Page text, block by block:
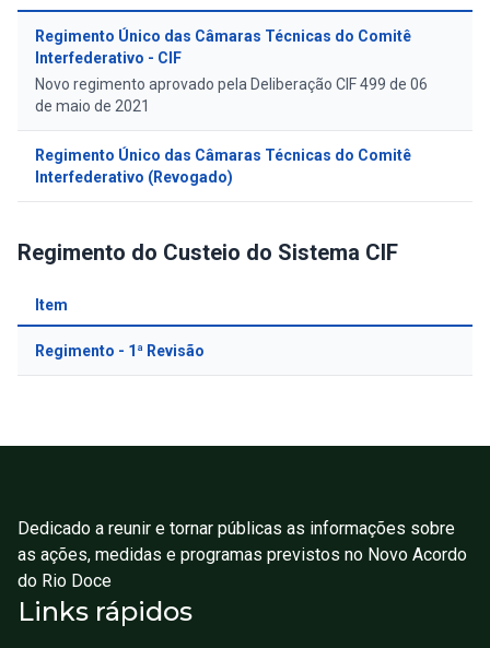
Regimento Único das Câmaras Técnicas do Comitê
Interfederativo - CIF
Novo regimento aprovado pela Deliberação CIF 499 de 06
de maio de 2021
Regimento Único das Câmaras Técnicas do Comitê
Interfederativo (Revogado)
Regimento do Custeio do Sistema CIF
Item
Regimento - 1ª Revisão
Dedicado a reunir e tornar públicas as informações sobre
as ações, medidas e programas previstos no Novo Acordo
do Rio Doce
Links rápidos